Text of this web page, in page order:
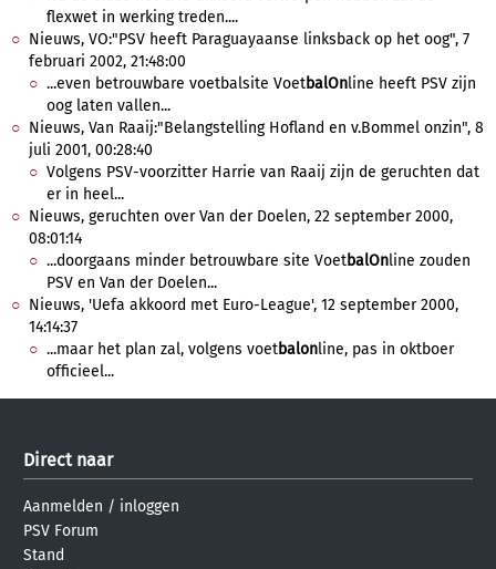
flexwet in werking treden....
Nieuws, VO:"PSV heeft Paraguayaanse linksback op het oog", 7
februari 2002, 21:48:00
...even betrouwbare voetbalsite VoetbalOnline heeft PSV zijn
oog laten vallen...
Nieuws, Van Raaij:"Belangstelling Hofland en v.Bommel onzin", 8
juli 2001, 00:28:40
Volgens PSV-voorzitter Harrie van Raaij zijn de geruchten dat
er in heel...
Nieuws, geruchten over Van der Doelen, 22 september 2000,
08:01:14
...doorgaans minder betrouwbare site VoetbalOnline zouden
PSV en Van der Doelen...
Nieuws, 'Uefa akkoord met Euro-League', 12 september 2000,
14:14:37
...maar het plan zal, volgens voetbalonline, pas in oktboer
officieel...
Direct naar
Aanmelden / inloggen
PSV Forum
Stand